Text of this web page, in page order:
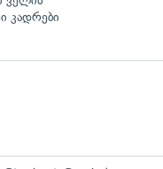
კადრები